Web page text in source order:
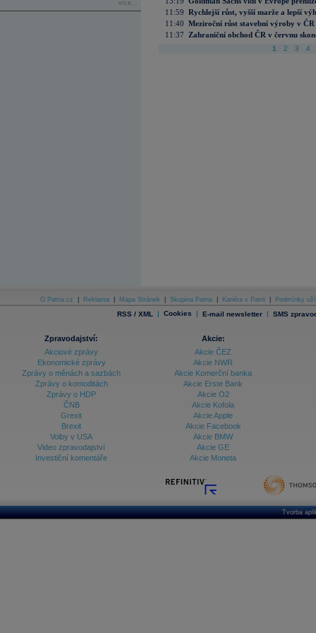
více...
11:59 Rychlejší růst, vyšší marže a lepší
11:40 Meziroční růst stavební výroby v
11:37
Zahraniční obchod ČR v červnu
1 2 3 4
O Patria.cz Reklama Mapa Stránek Skupina Patria Kariéra v Patrii Podmínky
RSS / XML | Cookies | E-mail newsletter | SMS
Zpravodajství:
Akciové zprávy
Ekonomické zprávy
Zprávy o měnách a sazbách
Zprávy o komoditách
Zprávy o HDP
ČNB
Grexit
Brexit
Volby v USA
Video zpravodajství
Investiční komentáře
Akcie:
Akcie ČEZ
Akcie NWR
Akcie Komerční banka
Akcie Erste Bank
Akcie O2
Akcie Kofola
Akcie Apple
Akcie Facebook
Akcie BMW
Akcie GE
Akcie Moneta
Tvorba